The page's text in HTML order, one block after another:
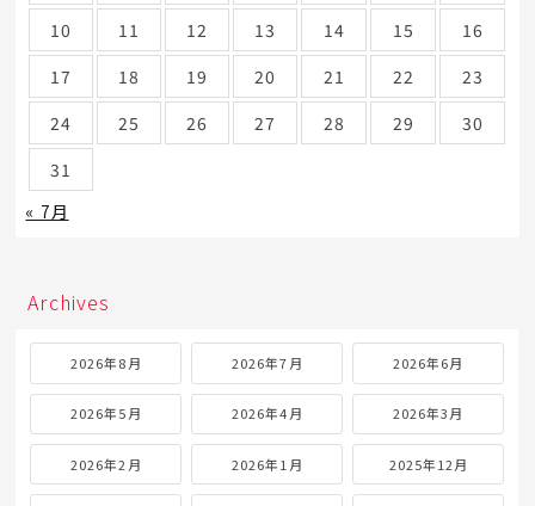
10
11 12 13 14 15
16
17
18 19 20 21 22
23
24
25 26 27 28 29
30
31
« 7月
Archives
2026年8月 2026年7月 2026年6月
2026年5月 2026年4月 2026年3月
2026年2月 2026年1月 2025年12月